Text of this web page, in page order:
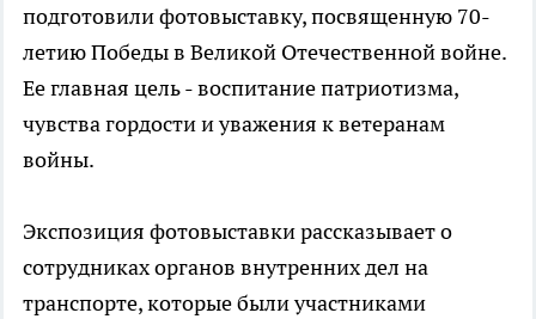
подготовили фотовыставку, посвященную 70-
летию Победы в Великой Отечественной войне.
Ее главная цель - воспитание патриотизма,
чувства гордости и уважения к ветеранам
войны.
Экспозиция фотовыставки рассказывает о
сотрудниках органов внутренних дел на
транспорте, которые были участниками